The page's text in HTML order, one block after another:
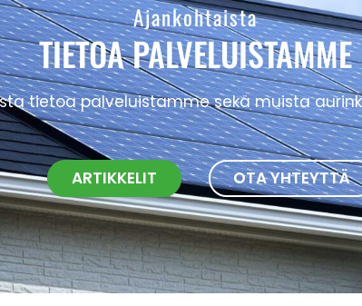
Ajankohtaista
TIETOA PALVELUISTAMME
tietoa palveluistamme sekä muista
ARTIKKELIT OTA YHTEYTTÄ